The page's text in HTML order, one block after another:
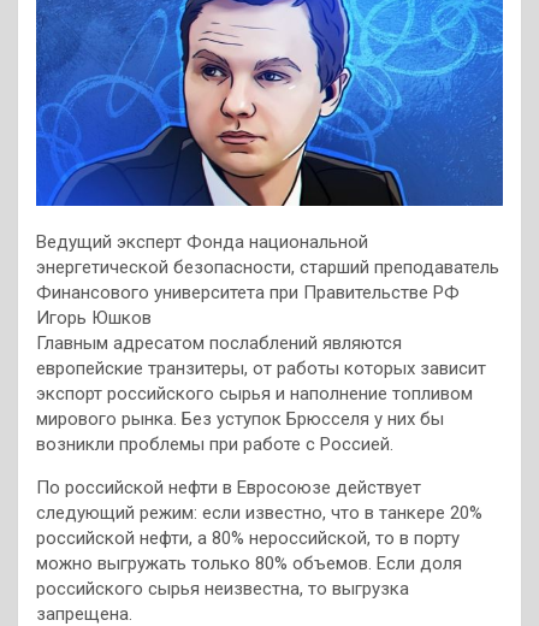
Ведущий эксперт Фонда национальной
энергетической безопасности, старший преподаватель
Финансового университета при Правительстве РФ
Игорь Юшков
Главным адресатом послаблений являются
европейские транзитеры, от работы которых зависит
экспорт российского сырья и наполнение топливом
мирового рынка. Без уступок Брюсселя у них бы
возникли проблемы при работе с Россией.
По российской нефти в Евросоюзе действует
следующий режим: если известно, что в танкере 20%
российской нефти, а 80% нероссийской, то в порту
можно выгружать только 80% объемов. Если доля
российского сырья неизвестна, то выгрузка
запрещена.